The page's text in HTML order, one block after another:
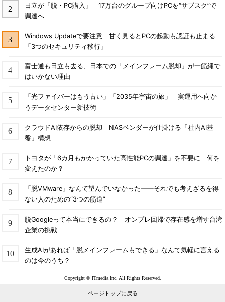
日立が「脱・PC購入」 17万台のグループ向けPCを“サブスク”で
調達へ
Windows Updateで要注意 甘く見るとPCの起動も認証も止まる
「3つのセキュリティ移行」
富士通も日立も去る、日本での「メインフレーム脱却」が一筋縄で
はいかない理由
「光ファイバーはもう古い」「2035年宇宙の旅」 実運用へ向か
うデータセンター新技術
クラウドAI依存からの脱却 NASベンダーが仕掛ける「社内AI基
盤」構想
トヨタが「6カ月もかかっていた高性能PCの調達」を不要に 何を
変えたのか？
「脱VMware」なんて望んでいなかった――それでも考えざるを得
ない人のための“3つの筋道”
脱Googleって本当にできるの？ オンプレ回帰で存在感を増す台湾
企業の挑戦
生成AIがあれば「脱メインフレームもできる」なんて気軽に言える
のは今のうち？
Copyright © ITmedia Inc. All Rights Reserved.
ページトップに戻る